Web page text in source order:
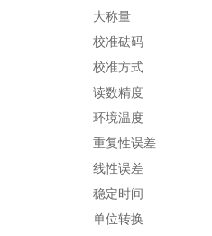
大称量
校准砝码
校准方式
读数精度
环境温度
重复性误差
线性误差
稳定时间
单位转换